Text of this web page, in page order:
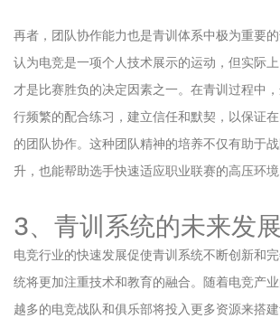
再者，团队协作能力也是青训体系中极为重要
认为电竞是一项个人技术展示的运动，但实际
才是比赛胜负的决定因素之一。在青训过程中
行频繁的配合练习，建立信任和默契，以保证
的团队协作。这种团队精神的培养不仅有助于
升，也能帮助选手快速适应职业联赛的高压环境
3、青训系统的未来发
电竞行业的快速发展促使青训系统不断创新和
统将更加注重技术和教育的融合。随着电竞产
越多的电竞战队和俱乐部将投入更多资源来搭